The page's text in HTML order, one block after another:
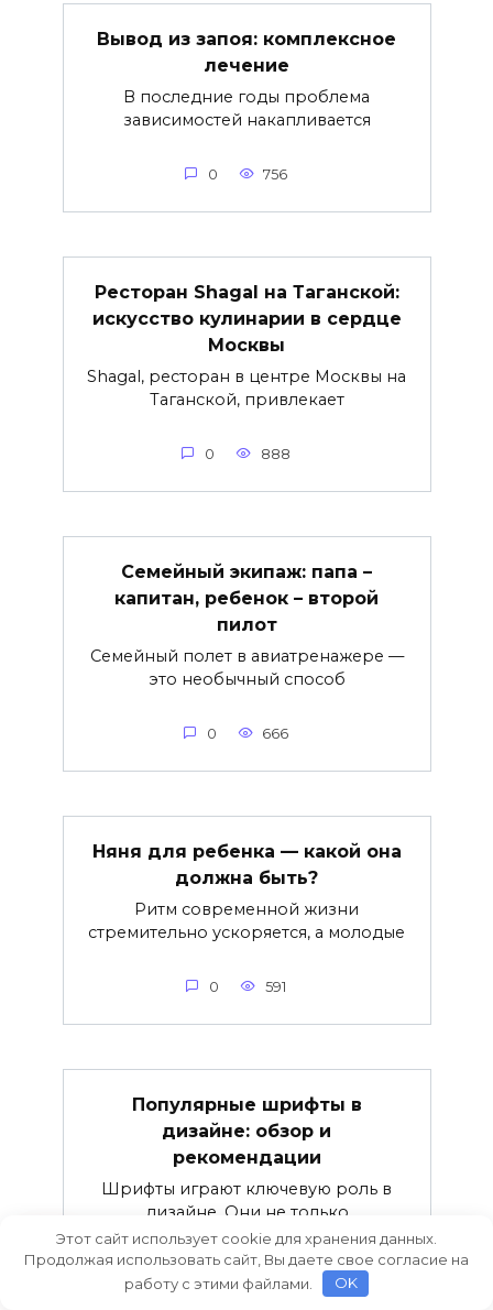
Вывод из запоя: комплексное
лечение
В последние годы проблема
зависимостей накапливается
0 756
Ресторан Shagal на Таганской:
искусство кулинарии в сердце
Москвы
Shagal, ресторан в центре Москвы на
Таганской, привлекает
0 888
Семейный экипаж: папа –
капитан, ребенок – второй
пилот
Семейный полет в авиатренажере —
это необычный способ
0 666
Няня для ребенка — какой она
должна быть?
Ритм современной жизни
стремительно ускоряется, а молодые
0 591
Популярные шрифты в
дизайне: обзор и
рекомендации
Шрифты играют ключевую роль в
дизайне. Они не только
0 803
Этот сайт использует cookie для хранения данных.
Продолжая использовать сайт, Вы даете свое согласие на
работу с этими файлами.
OK